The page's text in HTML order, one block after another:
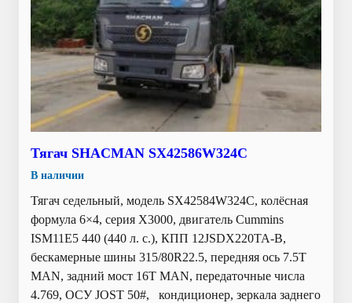
Тягач SHACMAN SX42586W324C
В наличии
Тягач седельный, модель SX42584W324C, колёсная
формула 6×4, серия X3000, двигатель Cummins
ISM11E5 440 (440 л. с.), КПП 12JSDX220TA-B,
бескамерные шины 315/80R22.5, передняя ось 7.5T
MAN, задний мост 16T MAN, передаточные числа
4.769, ОСУ JOST 50#, кондиционер, зеркала заднего